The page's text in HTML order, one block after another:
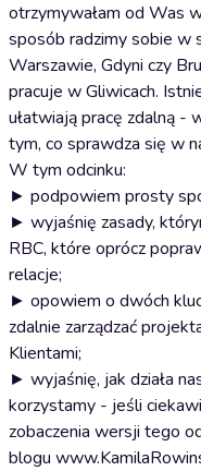
otrzymywałam od Was
sposób radzimy sobie w
Warszawie, Gdyni czy
pracuje w Gliwicach.
ułatwiają pracę zdalną -
tym, co sprawdza się w
W tym odcinku:
► podpowiem prosty
► wyjaśnię zasady,
RBC, które oprócz
relacje;
► opowiem o dwóch
zdalnie zarządzać
Klientami;
► wyjaśnię, jak działa
korzystamy - jeśli
zobaczenia wersji tego
blogu